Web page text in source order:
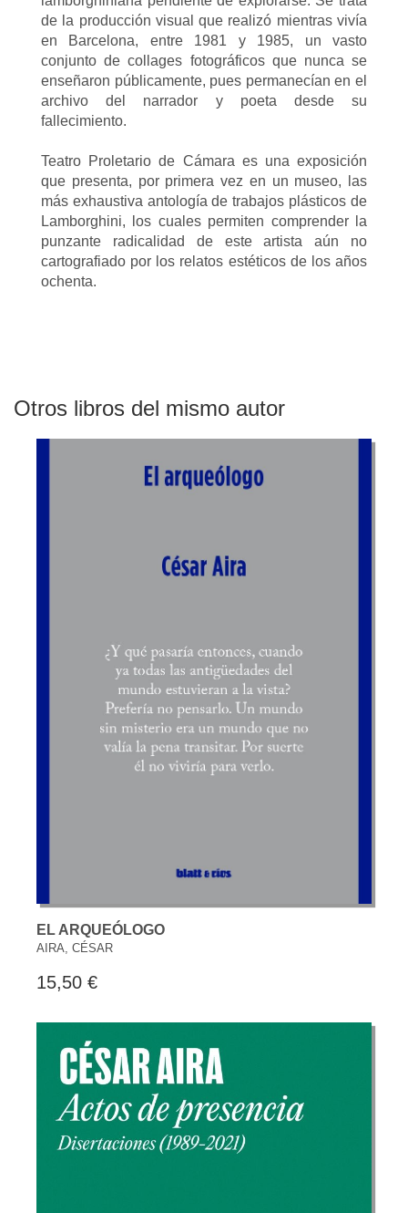
de la producción visual que realizó mientras vivía
en Barcelona, entre 1981 y 1985, un vasto
conjunto de collages fotográficos que nunca se
enseñaron públicamente, pues permanecían en el
archivo del narrador y poeta desde su
fallecimiento.
Teatro Proletario de Cámara es una exposición
que presenta, por primera vez en un museo, las
más exhaustiva antología de trabajos plásticos de
Lamborghini, los cuales permiten comprender la
punzante radicalidad de este artista aún no
cartografiado por los relatos estéticos de los años
ochenta.
Otros libros del mismo autor
EL ARQUEÓLOGO
AIRA, CÉSAR
15,50 €